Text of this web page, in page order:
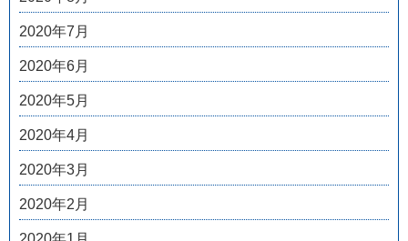
2020年7月
2020年6月
2020年5月
2020年4月
2020年3月
2020年2月